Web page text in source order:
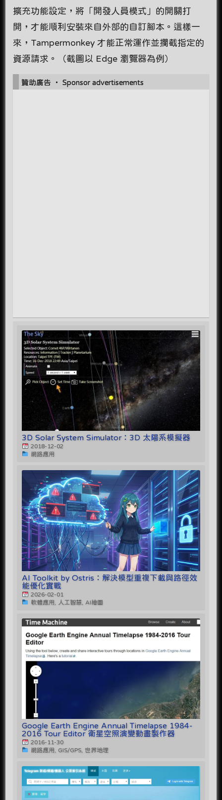
擴充功能設定，將「開發人員模式」的開關打
開，才能順利安裝來自外部的自訂腳本。這樣一
來，Tampermonkey 才能正常運作並攔截指定的
資源請求。（截圖以 Edge 瀏覽器為例）
贊助廣告 ‧ Sponsor advertisements
3D Solar System Simulator：3D 太陽系模擬器
2018-12-02
網路應用
AI Toolkit by Ostris：解決模型重複下載與路徑效
能優化實戰
2026-02-01
軟體應用, 人工智慧, AI繪圖
Google Earth Engine Annual Timelapse 1984-
2016 Tour Editor 衛星空照演變動畫製作器
2016-11-30
網路應用, GIS/GPS, 世界地理